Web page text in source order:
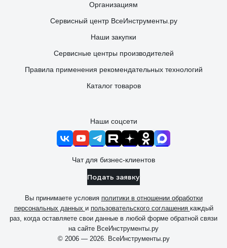
Организациям
Сервисный центр ВсеИнструменты.ру
Наши закупки
Сервисные центры производителей
Правила применения рекомендательных технологий
Каталог товаров
Наши соцсети
Чат для бизнес-клиентов
Подать заявку
Вы принимаете условия политики в отношении обработки
персональных данных и пользовательского соглашения каждый
раз, когда оставляете свои данные в любой форме обратной связи
на сайте ВсеИнструменты.ру
© 2006 — 2026. ВсеИнструменты.ру